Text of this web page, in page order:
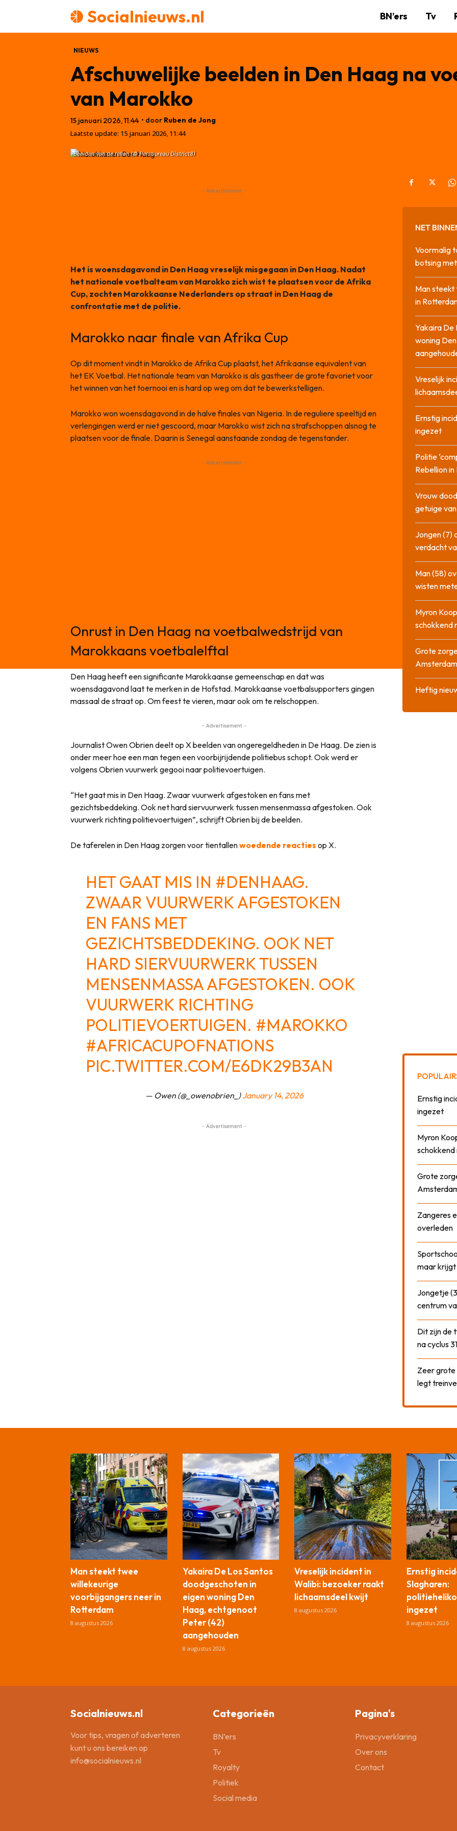
Socialnieuws.nl BN’ers Tv
NIEUWS
Afschuwelijke beelden in Den Haag na
van Marokko
15 januari 2026, 11:44 • door Ruben de Jong
Laatste update: 15 januari 2026, 11:44
Beelden van de rellen (© Persbureau District8)
- Advertisement -
Het is woensdagavond in Den Haag vreselijk misgegaan in Den Haag. Nadat
het nationale voetbalteam van Marokko zich wist te plaatsen voor de Afrika
Cup, zochten Marokkaanse Nederlanders op straat in Den Haag de
confrontatie met de politie.
Marokko naar finale van Afrika Cup
Op dit moment vindt in Marokko de Afrika Cup plaatst, het Afrikaanse equivalent van
het EK Voetbal. Het nationale team van Marokko is als gastheer de grote favoriet voor
het winnen van het toernooi en is hard op weg om dat te bewerkstelligen.
Marokko won woensdagavond in de halve finales van Nigeria. In de reguliere speeltijd en
verlengingen werd er niet gescoord, maar Marokko wist zich na strafschoppen alsnog te
plaatsen voor de finale. Daarin is Senegal aanstaande zondag de tegenstander.
- Advertisement -
Onrust in Den Haag na voetbalwedstrijd van
Marokkaans voetbalelftal
Den Haag heeft een significante Marokkaanse gemeenschap en dat was
woensdagavond laat te merken in de Hofstad. Marokkaanse voetbalsupporters gingen
massaal de straat op. Om feest te vieren, maar ook om te relschoppen.
- Advertisement -
Journalist Owen Obrien deelt op X beelden van ongeregeldheden in De Haag. De zien is
onder meer hoe een man tegen een voorbijrijdende politiebus schopt. Ook werd er
volgens Obrien vuurwerk gegooi naar politievoertuigen.
“Het gaat mis in Den Haag. Zwaar vuurwerk afgestoken en fans met
gezichtsbeddeking. Ook net hard siervuurwerk tussen mensenmassa afgestoken. Ook
vuurwerk richting politievoertuigen”, schrijft Obrien bij de beelden.
De taferelen in Den Haag zorgen voor tientallenwoedende reacties op X.
HET GAAT MIS IN #DENHAAG.
ZWAAR VUURWERK AFGESTOKEN
EN FANS MET
GEZICHTSBEDDEKING. OOK NET
HARD SIERVUURWERK TUSSEN
MENSENMASSA AFGESTOKEN. OOK
VUURWERK RICHTING
POLITIEVOERTUIGEN. #MAROKKO
#AFRICACUPOFNATIONS
PIC.TWITTER.COM/E6DK29B3AN
— Owen (@_owenobrien_)January 14, 2026
- Advertisement -
NET
Voormalig
botsing
Man
in
Yakaira De
woning
Vreselijk
Ernstig
ingezet
Politie
Rebellion
Vrouw
getuige
Jongen (7)
verdacht
Man (58)
wisten
Myron
schokkend
Grote
Amsterdam
Heftig
Ernstig
ingezet
Myron
Grote
Zangeres
overleden
maar
Jongetje
centrum
Dit zijn de
na cyclus 31
Zeer grote
legt
Man steekt twee
willekeurige
voorbijgangers neer in
Rotterdam
8 augustus 2026
Yakaira De Los Santos
doodgeschoten in
eigen woning Den
Haag, echtgenoot
Peter (42)
aangehouden
8 augustus 2026
Vreselijk incident in
Walibi: bezoeker raakt
lichaamsdeel kwijt
8 augustus 2026
Ernstig
Slagharen:
ingezet
8 augustus 2026
Socialnieuws.nl
Voor tips, vragen of adverteren
kunt u ons bereiken op
info@socialnieuws.nl
Categorieën
BN’ers
Tv
Royalty
Politiek
Social media
Pagina's
Privacyverklaring
Over ons
Contact